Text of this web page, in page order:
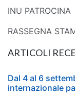
INU PATROCINA
RASSEGNA
ARTICOLI
Dal 4 al 6
internazionale